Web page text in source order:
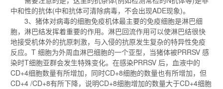
中和性的抗体(中和抗体可清除病毒，不会出现ADE现象)。
3、猪体对病毒的细胞免疫机体最主要的免疫细胞是淋巴细
胞，淋巴结发挥着重要的作用。淋巴回流作用可以使淋巴结很快
地接受机体外的抗原刺激，与入侵的抗原发生复杂的特异性免疫
反应。T 细胞为外周血淋巴细胞的一个亚型，当猪体被PRRSV 感
染时T细胞亚群会发生特殊变化。在感染PRRSV 后，血液中的
CD+4细胞数量有所增加，同时CD+8细胞的数量也有所增加，但
CD+4 /CD+8有所下降，说明CD+8细胞增加的数量大于CD+4细胞